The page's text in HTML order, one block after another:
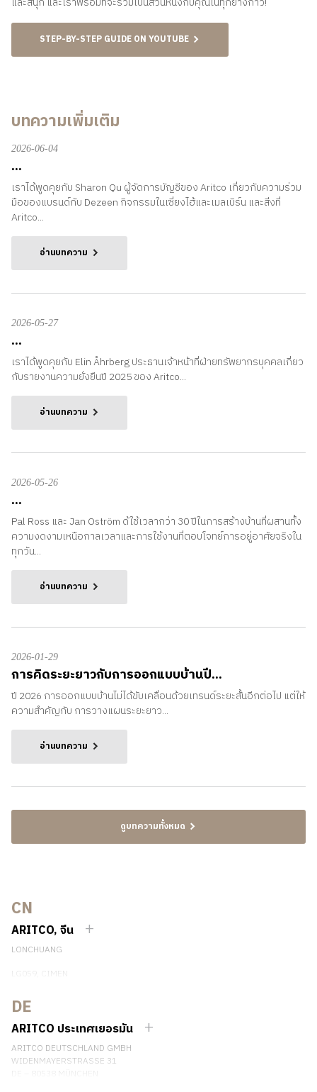
STEP-BY-STEP GUIDE ON YOUTUBE
บทความเพิ่มเติม
2026-06-04
...
เราได้พูดคุยกับ Sharon Qu ผู้จัดการบัญชีของ Aritco เกี่ยวกับความร่วม
มือของแบรนด์กับ Dezeen กิจกรรมในเซี่ยงไฮ้และเมลเบิร์น และสิ่งที่
Aritco...
อ่านบทความ
2026-05-27
...
เราได้พูดคุยกับ Elin Åhrberg ประธานเจ้าหน้าที่ฝ่ายทรัพยากรบุคคลเกี่ยว
กับรายงานความยั่งยืนปี 2025 ของ Aritco...
อ่านบทความ
2026-05-26
...
Pal Ross และ Jan Oström ด้ใช้เวลากว่า 30 ปีในการสร้างบ้านที่ผสานทั้ง
ความงดงามเหนือกาลเวลาและการใช้งานที่ตอบโจทย์การอยู่อาศัยจริงใน
ทุกวัน...
อ่านบทความ
2026-01-29
การคิดระยะยาวกับการออกแบบบ้านปี...
ปี 2026 การออกแบบบ้านไม่ได้ขับเคลื่อนด้วยเทรนด์ระยะสั้นอีกต่อไป แต่ให้
ความสำคัญกับ การวางแผนระยะยาว...
อ่านบทความ
ดูบทความทั้งหมด
CN
ARITCO, จีน
LONCHUANG
LG059, CIMEN
SHANGHAI, CHINA
EMAIL:INFO.CHINA@ARITCO.COM
เบอร์โทรศัพท์: +86 400 6233 121
ติดต่อเรา
DE
ARITCO ประเทศเยอรมัน
ARITCO DEUTSCHLAND GMBH
WIDENMAYERSTRASSE 31